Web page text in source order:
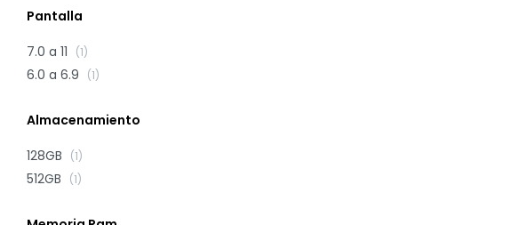
Pantalla
7.0 a 11
(1)
6.0 a 6.9 (1)
Almacenamiento
128GB
(1)
512GB (1)